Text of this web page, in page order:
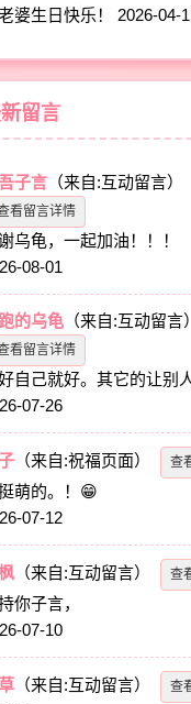
婆生日快乐！
2026-04-
留言
子言 （来自:互动留言）
看留言详情
乌龟，一起加油！！！
08-01
的乌龟 （来自:互动留言）
看留言详情
自己就好。其它的让别
07-26
（来自:祝福页面） 查
萌的。！😁
07-12
（来自:互动留言） 查
你子言，
07-10
（来自:互动留言） 查